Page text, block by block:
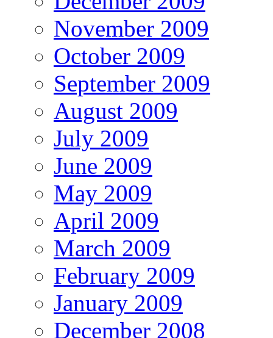
November 2009
October 2009
September 2009
August 2009
July 2009
June 2009
May 2009
April 2009
March 2009
February 2009
January 2009
December 2008